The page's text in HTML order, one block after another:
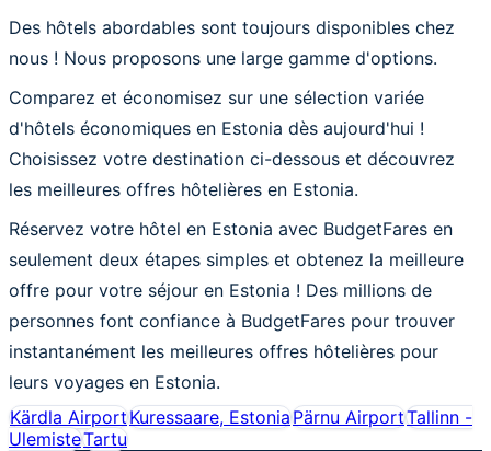
Des hôtels abordables sont toujours disponibles chez
nous ! Nous proposons une large gamme d'options.
Comparez et économisez sur une sélection variée
d'hôtels économiques en Estonia dès aujourd'hui !
Choisissez votre destination ci-dessous et découvrez
les meilleures offres hôtelières en Estonia.
Réservez votre hôtel en Estonia avec BudgetFares en
seulement deux étapes simples et obtenez la meilleure
offre pour votre séjour en Estonia ! Des millions de
personnes font confiance à BudgetFares pour trouver
instantanément les meilleures offres hôtelières pour
leurs voyages en Estonia.
Kärdla AirportKuressaare, EstoniaPärnu AirportTallinn -
UlemisteTartu